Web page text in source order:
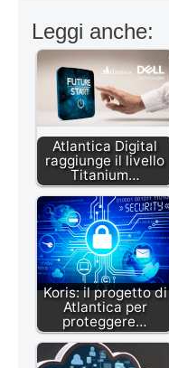
Leggi anche:
Atlantica Digital
raggiunge il livello
Titanium…
Koris: il progetto di
Atlantica per
proteggere…